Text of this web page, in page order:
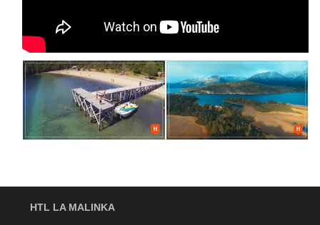
HTL LA MALINKA